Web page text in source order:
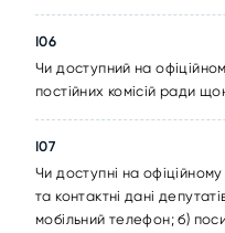
I06
Чи доступний на
постійних комісій ради
I07
Чи доступні на
та контактні дані
мобільний телефон; б)